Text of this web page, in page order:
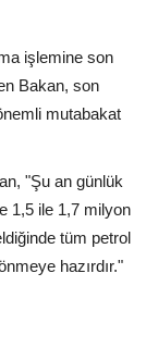
işlemine son
Bakan, son
mutabakat
"Şu an günlük
1,5 ile 1,7 milyon
tüm petrol
hazırdır."